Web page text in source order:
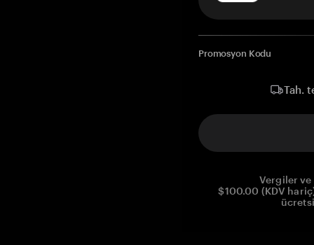
Promosyon Kodu
Tah.
Vergiler
$100.00 (KDV